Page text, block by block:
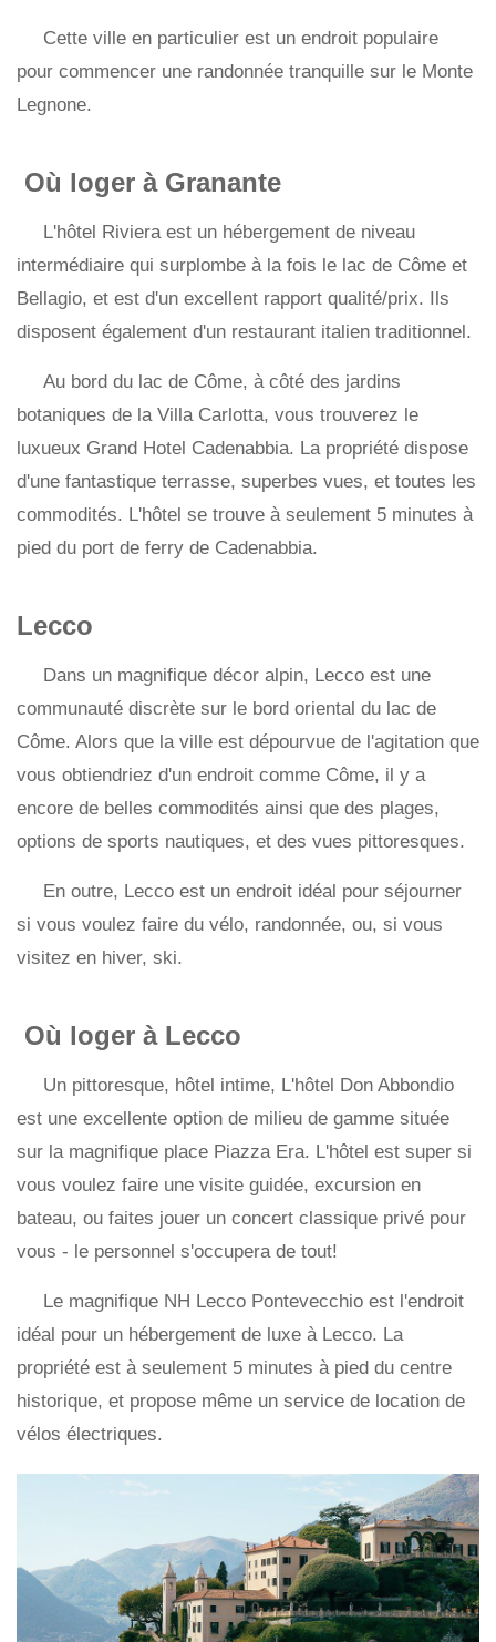
Cette ville en particulier est un endroit populaire
pour commencer une randonnée tranquille sur le Monte
Legnone.
Où loger à Granante
L'hôtel Riviera est un hébergement de niveau
intermédiaire qui surplombe à la fois le lac de Côme et
Bellagio, et est d'un excellent rapport qualité/prix. Ils
disposent également d'un restaurant italien traditionnel.
Au bord du lac de Côme, à côté des jardins
botaniques de la Villa Carlotta, vous trouverez le
luxueux Grand Hotel Cadenabbia. La propriété dispose
d'une fantastique terrasse, superbes vues, et toutes les
commodités. L'hôtel se trouve à seulement 5 minutes à
pied du port de ferry de Cadenabbia.
Lecco
Dans un magnifique décor alpin, Lecco est une
communauté discrète sur le bord oriental du lac de
Côme. Alors que la ville est dépourvue de l'agitation que
vous obtiendriez d'un endroit comme Côme, il y a
encore de belles commodités ainsi que des plages,
options de sports nautiques, et des vues pittoresques.
En outre, Lecco est un endroit idéal pour séjourner
si vous voulez faire du vélo, randonnée, ou, si vous
visitez en hiver, ski.
Où loger à Lecco
Un pittoresque, hôtel intime, L'hôtel Don Abbondio
est une excellente option de milieu de gamme située
sur la magnifique place Piazza Era. L'hôtel est super si
vous voulez faire une visite guidée, excursion en
bateau, ou faites jouer un concert classique privé pour
vous - le personnel s'occupera de tout!
Le magnifique NH Lecco Pontevecchio est l'endroit
idéal pour un hébergement de luxe à Lecco. La
propriété est à seulement 5 minutes à pied du centre
historique, et propose même un service de location de
vélos électriques.